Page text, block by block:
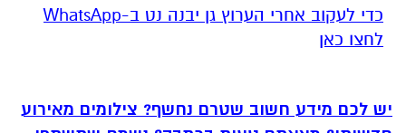
‏כדי לעקוב אחרי הערוץ גן יבנה נט ב-WhatsApp
לחצו כאן
יש לכם מידע חשוב שטרם נחשף? צילומים מאירוע